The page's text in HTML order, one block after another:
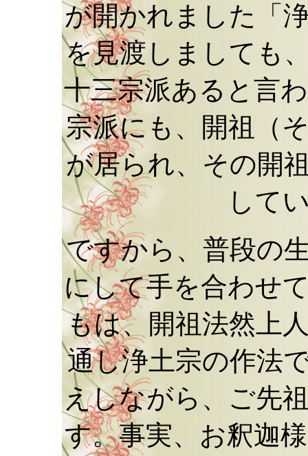
が開かれました「
を見渡しましても
十三宗派あると言
宗派にも、開祖（
が居られ、その開
して
ですから、普段の
にして手を合わせ
もは、開祖法然上
通し浄土宗の作法
えしながら、ご先
す。事実、お釈迦